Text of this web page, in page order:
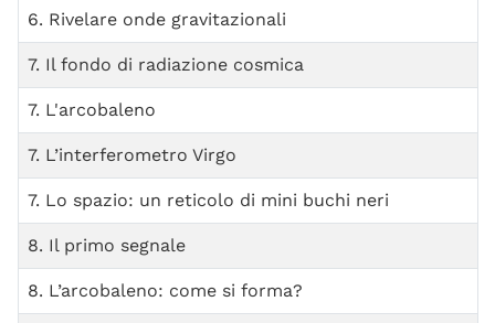
6. Rivelare onde gravitazionali
7. Il fondo di radiazione cosmica
7. L'arcobaleno
7. L’interferometro Virgo
7. Lo spazio: un reticolo di mini buchi neri
8. Il primo segnale
8. L’arcobaleno: come si forma?